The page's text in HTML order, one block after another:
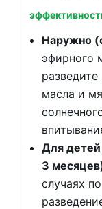
Наружно
эфирного
разведите
масла и
Для
3
случаях